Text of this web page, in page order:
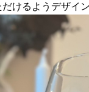
だけるようデザイ